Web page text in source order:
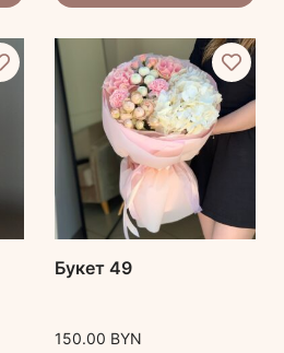
Букет 49
150.00 BYN